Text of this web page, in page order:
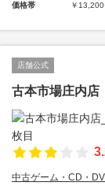
価格帯
￥
店舗公式
古本市場庄内店
中古ゲーム・CD・